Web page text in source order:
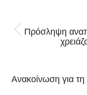
navigation
Πρόσληψη
Ανακοίνωση για